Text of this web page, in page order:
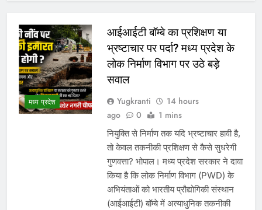
मध्य प्रदेश
आईआईटी बॉम्बे का प्रशिक्षण या
भ्रष्टाचार पर पर्दा? मध्य प्रदेश के
लोक निर्माण विभाग पर उठे बड़े
सवाल
Yugkranti
14 hours
ago
0 1 mins
नियुक्ति से निर्माण तक यदि भ्रष्टाचार हावी है,
तो केवल तकनीकी प्रशिक्षण से कैसे सुधरेगी
गुणवत्ता? भोपाल। मध्य प्रदेश सरकार ने दावा
किया है कि लोक निर्माण विभाग (PWD) के
अभियंताओं को भारतीय प्रौद्योगिकी संस्थान
(आईआईटी) बॉम्बे में अत्याधुनिक तकनीकी